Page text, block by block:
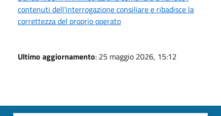
contenuti dell'interrogazione consiliare e ribadisce la
correttezza del proprio operato
Ultimo aggiornamento: 25 maggio 2026, 15:12